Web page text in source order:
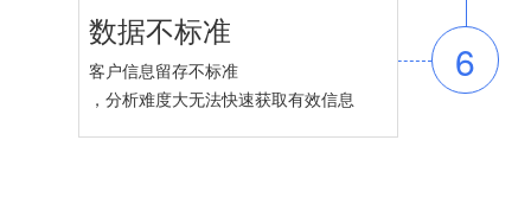
数据不标准
客户信息留存不标准
，分析难度大无法快速获取有效信息
6